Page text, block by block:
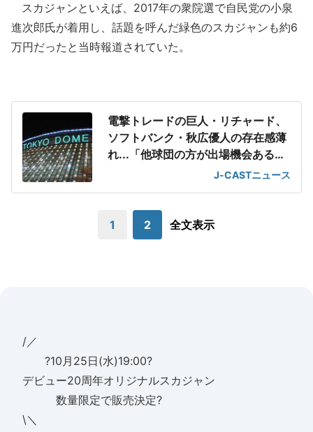
スカジャンといえば、2017年の衆院選で自民党の小泉
進次郎氏が着用し、話題を呼んだ緑色のスカジャンも約6
万円だったと当時報道されていた。
電撃トレードの巨人・リチャード、
ソフトバンク・秋広優人の存在感薄
れ...「他球団の方が出場機会ある」
J-CASTニュース
1 2 全文表示
/／
?10月25日(水)19:00?
デビュー20周年オリジナルスカジャン
数量限定で販売決定?
\＼